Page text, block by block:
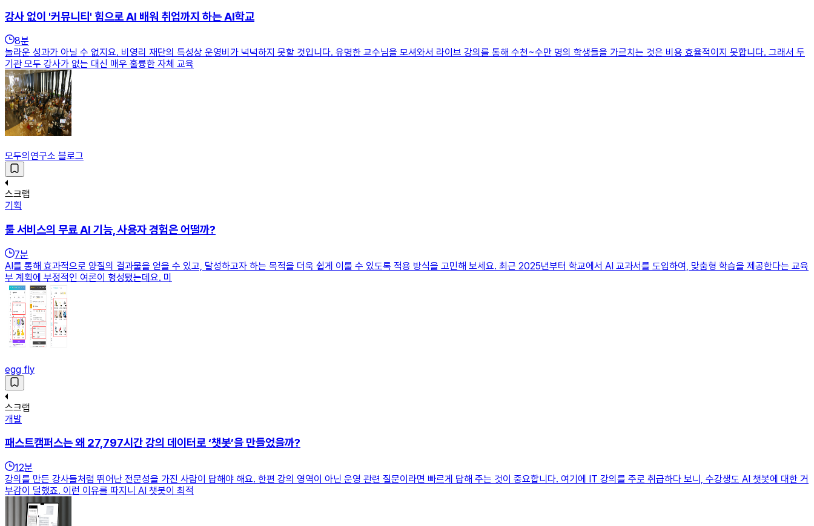
강사 없이 '커뮤니티' 힘으로 AI 배워 취업까지 하는 AI학교
8분
놀라운 성과가 아닐 수 없지요. 비영리 재단의 특성상 운영비가 넉넉하지 못할 것입니다. 유명한 교수님을 모셔와서 라이브 강의를 통해 수천~수만 명의 학생들을 가르치는 것은 비용 효율적이지 못합니다. 그래서 두
기관 모두 강사가 없는 대신 매우 훌륭한 자체 교육
모두의연구소 블로그
스크랩
기획
툴 서비스의 무료 AI 기능, 사용자 경험은 어떨까?
7분
AI를 통해 효과적으로 양질의 결과물을 얻을 수 있고, 달성하고자 하는 목적을 더욱 쉽게 이룰 수 있도록 적용 방식을 고민해 보세요. 최근 2025년부터 학교에서 AI 교과서를 도입하여, 맞춤형 학습을 제공한다는 교육
부 계획에 부정적인 여론이 형성됐는데요. 미
egg fly
스크랩
개발
패스트캠퍼스는 왜 27,797시간 강의 데이터로 ‘챗봇’을 만들었을까?
12분
강의를 만든 강사들처럼 뛰어난 전문성을 가진 사람이 답해야 해요. 한편 강의 영역이 아닌 운영 관련 질문이라면 빠르게 답해 주는 것이 중요합니다. 여기에 IT 강의를 주로 취급하다 보니, 수강생도 AI 챗봇에 대한 거
부감이 덜했죠. 이런 이유를 따지니 AI 챗봇이 최적